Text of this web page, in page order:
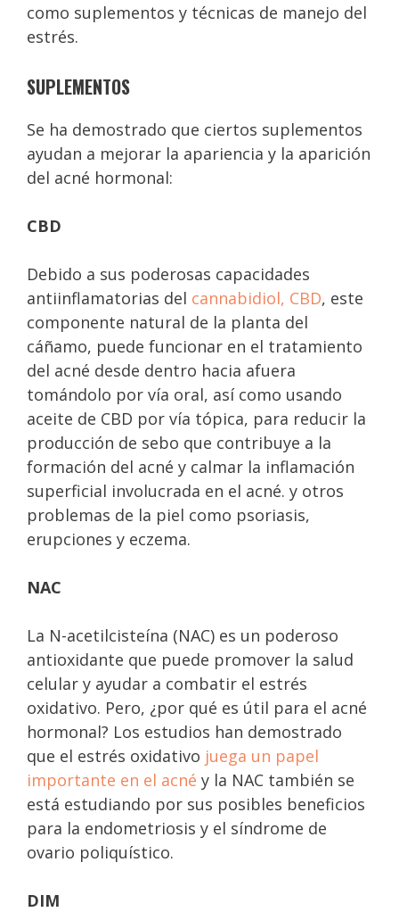
como suplementos y técnicas de manejo del
estrés.
SUPLEMENTOS
Se ha demostrado que ciertos suplementos
ayudan a mejorar la apariencia y la aparición
del acné hormonal:
CBD
Debido a sus poderosas capacidades
antiinflamatorias del cannabidiol, CBD, este
componente natural de la planta del
cáñamo, puede funcionar en el tratamiento
del acné desde dentro hacia afuera
tomándolo por vía oral, así como usando
aceite de CBD por vía tópica, para reducir la
producción de sebo que contribuye a la
formación del acné y calmar la inflamación
superficial involucrada en el acné. y otros
problemas de la piel como psoriasis,
erupciones y eczema.
NAC
La N-acetilcisteína (NAC) es un poderoso
antioxidante que puede promover la salud
celular y ayudar a combatir el estrés
oxidativo. Pero, ¿por qué es útil para el acné
hormonal? Los estudios han demostrado
que el estrés oxidativo juega un papel
importante en el acné y la NAC también se
está estudiando por sus posibles beneficios
para la endometriosis y el síndrome de
ovario poliquístico.
DIM